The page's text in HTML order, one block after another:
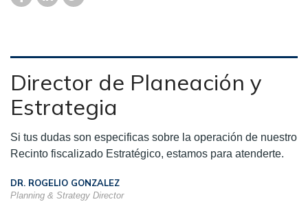
Director de Planeación y
Estrategia
Si tus dudas son especificas sobre la operación de nuestro
Recinto fiscalizado Estratégico, estamos para atenderte.
DR. ROGELIO GONZALEZ
Planning & Strategy Director